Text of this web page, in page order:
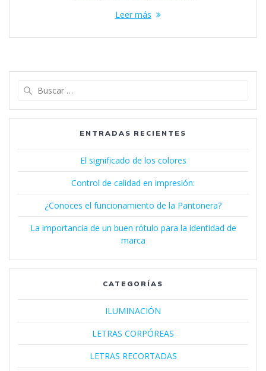
Leer más
ENTRADAS RECIENTES
El significado de los colores
Control de calidad en impresión:
¿Conoces el funcionamiento de la Pantonera?
La importancia de un buen rótulo para la identidad de
marca
CATEGORÍAS
ILUMINACIÓN
LETRAS CORPÓREAS
LETRAS RECORTADAS